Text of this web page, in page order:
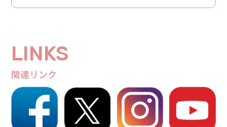
2026.05.01
2026.04.10
【お知らせ】2026年度『親カフェセミナ
ー』開催決定 ※対象：お子様をお持ちの
保護者様・支援者様
LINKS
関連リンク